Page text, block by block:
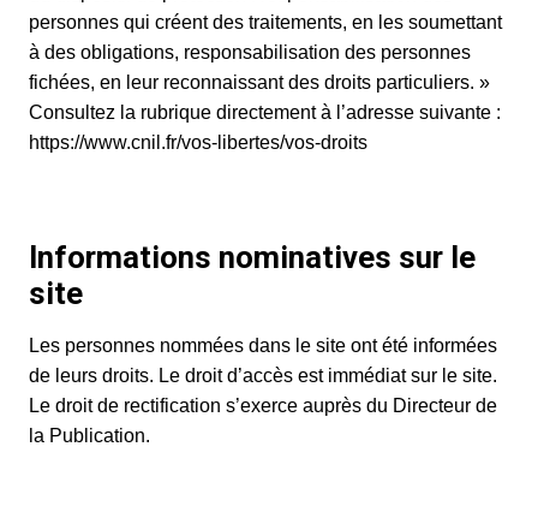
personnes qui créent des traitements, en les soumettant
à des obligations, responsabilisation des personnes
fichées, en leur reconnaissant des droits particuliers. »
Consultez la rubrique directement à l’adresse suivante :
https://www.cnil.fr/vos-libertes/vos-droits
Informations nominatives sur le
site
Les personnes nommées dans le site ont été informées
de leurs droits. Le droit d’accès est immédiat sur le site.
Le droit de rectification s’exerce auprès du Directeur de
la Publication.